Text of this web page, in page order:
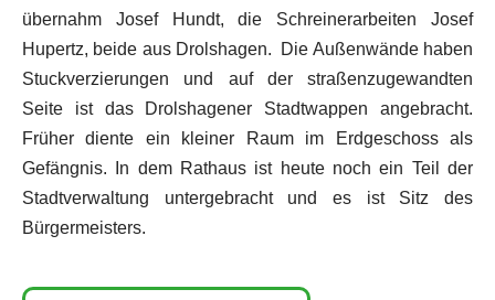
übernahm Josef Hundt, die Schreinerarbeiten Josef
Hupertz, beide aus Drolshagen. Die Außenwände haben
Stuckverzierungen und auf der straßenzugewandten
Seite ist das Drolshagener Stadtwappen angebracht.
Früher diente ein kleiner Raum im Erdgeschoss als
Gefängnis. In dem Rathaus ist heute noch ein Teil der
Stadtverwaltung untergebracht und es ist Sitz des
Bürgermeisters.